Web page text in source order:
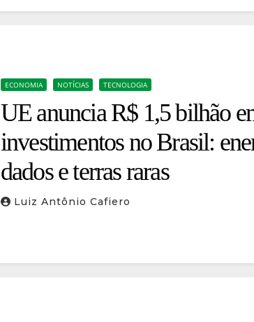
ECONOMIA NOTÍCIAS TECNOLOGIA
UE anuncia R$ 1,5 bilhão
investimentos no Brasil:
dados e terras raras
Luiz Antônio Cafiero